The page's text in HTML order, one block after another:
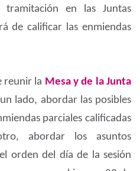
en las Juntas
de calificar las enmiendas
reunir la Mesa y de la Junta
lado, abordar las posibles
parciales calificadas
abordar los asuntos
orden del día de la sesión